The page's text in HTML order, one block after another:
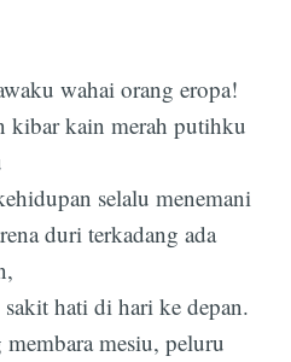
wahai orang eropa!
kibar kain merah putihku
selalu menemani
duri terkadang ada
hati di hari ke depan.
mesiu, peluru